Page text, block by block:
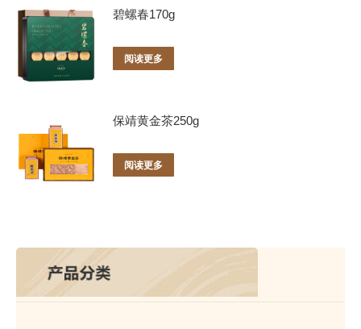
碧螺春170g
阅读更多
保靖黄金茶250g
阅读更多